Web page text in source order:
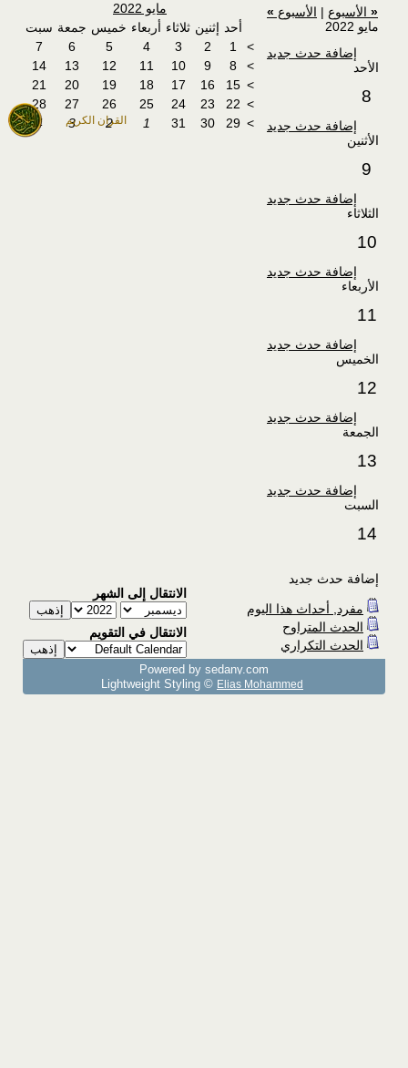
القران الكريم
« الأسبوع | الأسبوع »
مايو 2022
إضافة حدث جديد
الأحد
8
إضافة حدث جديد
الأثنين
9
إضافة حدث جديد
الثلاثاء
10
إضافة حدث جديد
الأربعاء
11
إضافة حدث جديد
الخميس
12
إضافة حدث جديد
الجمعة
13
إضافة حدث جديد
السبت
14
مايو 2022
أحد إثنين ثلاثاء أربعاء خميس جمعة سبت
>
1
2
3
4
5
6
7
>
8
9
10
11
12
13
14
>
15
16
17
18
19
20
21
>
22
23
24
25
26
27
28
>
29
30
31
1
2
3
4
إضافة حدث جديد
مفرد, أحداث هذا اليوم
الحدث المتراوح
الحدث التكراري
الانتقال إلى الشهر
الانتقال في التقويم
Powered by sedany.com
Lightweight Styling © Elias Mohammed